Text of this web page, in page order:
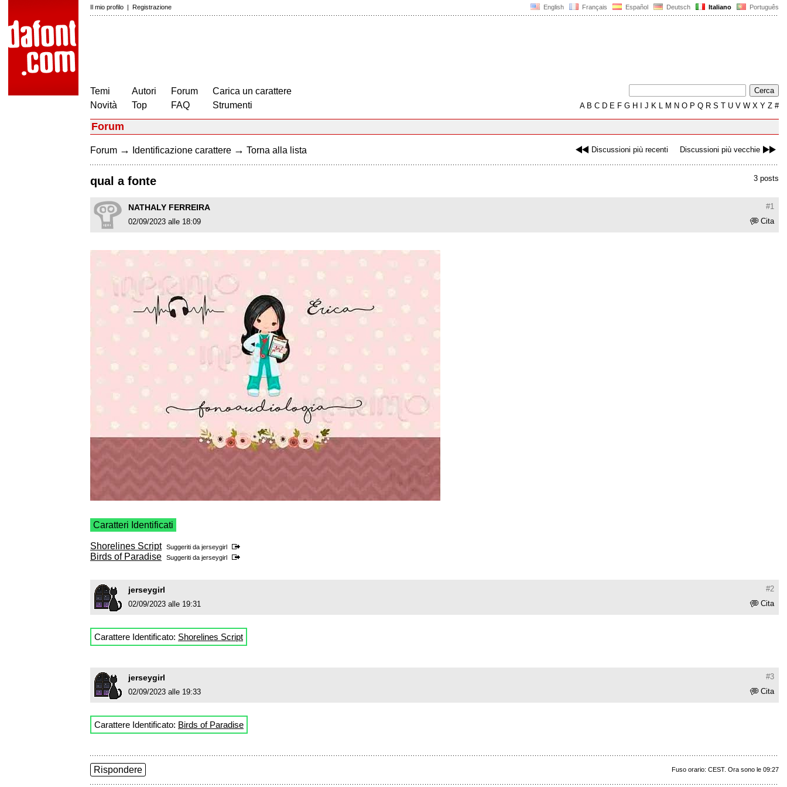
English Français Español Deutsch Italiano Português
Il mio profilo | Registrazione
Temi
Novità
Autori
Top
Forum
FAQ
Carica un carattere
Strumenti
AB C D E F G H J K L M N O P Q R S T U V W X Y Z #
Forum
Discussioni più recenti Discussioni più vecchie
Forum → Identificazione carattere → Torna alla lista
3 posts
qual a fonte
#1
NATHALY FERREIRA
Cita
02/09/2023 alle 18:09
Caratteri Identificati
Shorelines Script Suggeriti da jerseygirl
Birds of Paradise Suggeriti da jerseygirl
#2
jerseygirl
Cita
02/09/2023 alle 19:31
Carattere Identificato: Shorelines Script
#3
jerseygirl
Cita
02/09/2023 alle 19:33
Carattere Identificato: Birds of Paradise
Fuso orario: CEST. Ora sono le 09:27
Rispondere